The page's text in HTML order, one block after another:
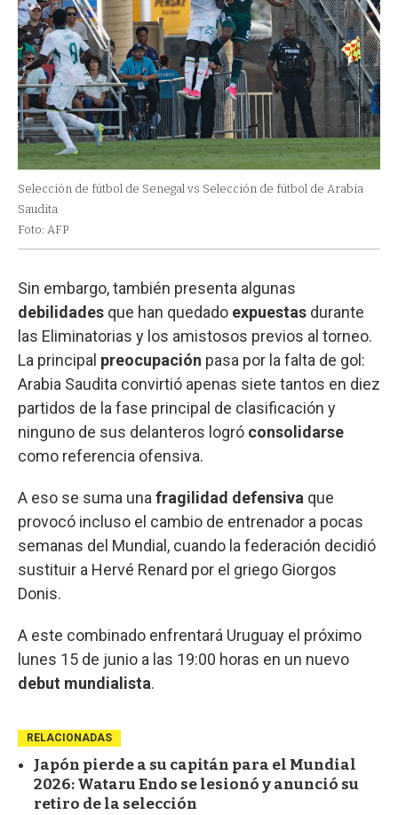
Selección de fútbol de Senegal vs Selección de fútbol de Arabia
Saudita
Foto: AFP
Sin embargo, también presenta algunas
debilidades que han quedado expuestas durante
las Eliminatorias y los amistosos previos al torneo.
La principal preocupación pasa por la falta de gol:
Arabia Saudita convirtió apenas siete tantos en diez
partidos de la fase principal de clasificación y
ninguno de sus delanteros logró consolidarse
como referencia ofensiva.
A eso se suma una fragilidad defensiva que
provocó incluso el cambio de entrenador a pocas
semanas del Mundial, cuando la federación decidió
sustituir a Hervé Renard por el griego Giorgos
Donis.
A este combinado enfrentará Uruguay el próximo
lunes 15 de junio a las 19:00 horas en un nuevo
debut mundialista.
RELACIONADAS
Japón pierde a su capitán para el Mundial
2026: Wataru Endo se lesionó y anunció su
retiro de la selección